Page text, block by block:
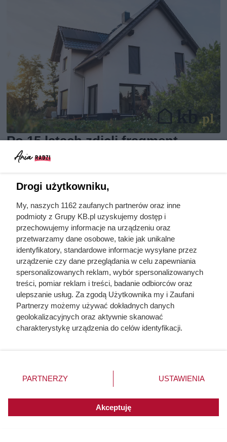
Po 15 latach zdjęli fragment
elewacji. To, co zastali pod
wykonawcę
Nie harówka była najgorsza.
Prawdziwy koszmar chłopek
zaczynał się po zamknięciu drzwi
Drogi użytkowniku,
My, naszych 1162 zaufanych partnerów oraz inne
podmioty z Grupy KB.pl uzyskujemy dostęp i
przechowujemy informacje na urządzeniu oraz
przetwarzamy dane osobowe, takie jak unikalne
identyfikatory, standardowe informacje wysyłane przez
urządzenie czy dane przeglądania w celu zapewniania
spersonalizowanych reklam, wybór spersonalizowanych
treści, pomiar reklam i treści, badanie odbiorców oraz
ulepszanie usług. Za zgodą Użytkownika my i Zaufani
Partnerzy możemy używać dokładnych danych
geolokalizacyjnych oraz aktywnie skanować
charakterystykę urządzenia do celów identyfikacji.
zmienić/wycofać klikając przycisk ustawień prywatności
znajdujący się w lewym dolnym rogu strony. Niektóre
użytkownika, ale masz prawo sprzeciwić się takiemu
przetwarzaniu. Preferencje będą miały zastosowania do
PARTNERZY USTAWIENIA
Akceptuję